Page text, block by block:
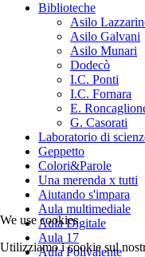
Biblioteche
Asilo
Asilo Galvani
Asilo Munari
Dodecò
I.C. Ponti
I.C. Fornara
E.
G. Casorati
Laboratorio di
Geppetto
Colori&Parole
Una merenda x tutti
Aiutando s'impara
Aula multimediale
Aula Digitale
Aula 17
Aula Polivalente
We use cookies
Utilizziamo i cookie sul